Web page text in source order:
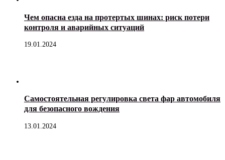
Чем опасна езда на протертых шинах: риск потери
контроля и аварийных ситуаций
19.01.2024
Самостоятельная регулировка света фар автомобиля
для безопасного вождения
13.01.2024